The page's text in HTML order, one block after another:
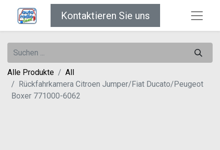
Kontaktieren Sie uns
Alle Produkte
All
Rückfahrkamera Citroen Jumper/Fiat Ducato/Peugeot
Boxer 771000-6062